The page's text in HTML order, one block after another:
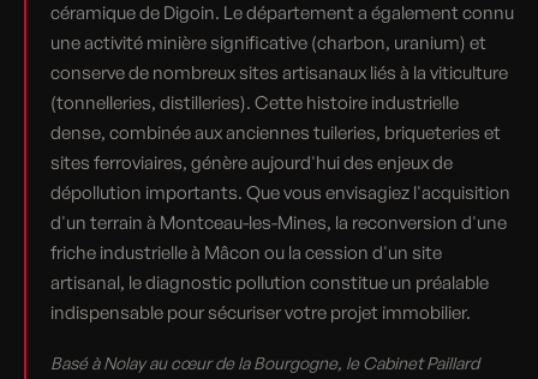
céramique de Digoin. Le département a également connu
une activité minière significative (charbon, uranium) et
conserve de nombreux sites artisanaux liés à la viticulture
(tonnelleries, distilleries). Cette histoire industrielle
dense, combinée aux anciennes tuileries, briqueteries et
sites ferroviaires, génère aujourd'hui des enjeux de
dépollution importants. Que vous envisagiez l'acquisition
d'un terrain à Montceau-les-Mines, la reconversion d'une
friche industrielle à Mâcon ou la cession d'un site
artisanal, le diagnostic pollution constitue un préalable
indispensable pour sécuriser votre projet immobilier.
Basé à Nolay au cœur de la Bourgogne, le Cabinet Paillard